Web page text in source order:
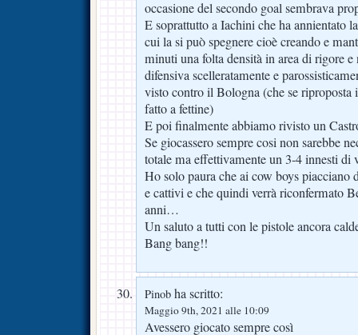
occasione del secondo goal sembrava
E soprattutto a Iachini che ha annientato
cui la si può spegnere cioè creando e
minuti una folta densità in area di rigore e
difensiva scelleratamente e
visto contro il Bologna (che se riproposta
fatto a fettine)
E poi finalmente abbiamo rivisto un
Se giocassero sempre cosi non sarebbe
totale ma effettivamente un 3-4 innesti di
Ho solo paura che ai cow boys
e cattivi e che quindi verrà riconfermato
anni…
Un saluto a tutti con le pistole ancora
Bang bang!!
Pinob ha scritto:
Maggio 9th, 2021 alle 10:09
Avessero giocato sempre così